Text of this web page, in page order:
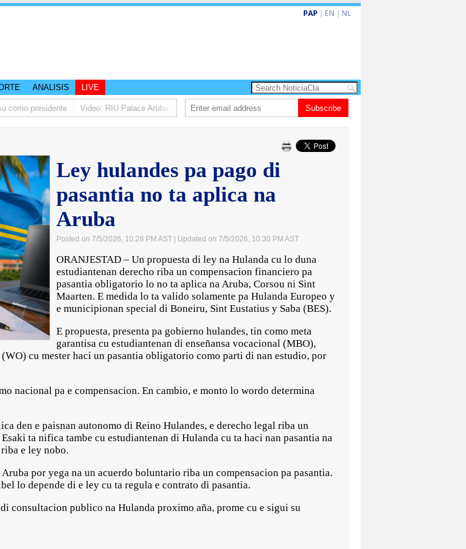
PAP | EN | NL
ANALISIS LIVE
presidente Video: RIU Palace Aruba ta eleva turismo premium cu renobacion di US$106 miyon
Subscribe
Ley hulandes pa pago di
pasantia no ta aplica na
Aruba
Posted on 7/5/2026, 10:28 PM AST | Updated on 7/5/2026, 10:30 PM AST
ORANJESTAD – Un propuesta di ley na Hulanda cu lo duna
estudiantenan derecho riba un compensacion financiero pa
pasantia obligatorio lo no ta aplica na Aruba, Corsou ni Sint
Maarten. E medida lo ta valido solamente pa Hulanda Europeo y
e municipionan special di Boneiru, Sint Eustatius y Saba (BES).
E propuesta, presenta pa gobierno hulandes, tin como meta
garantisa cu estudiantenan di enseñansa vocacional (MBO),
cu mester haci un pasantia obligatorio como parti di nan estudio, por
nacional pa e compensacion. En cambio, e monto lo wordo determina
den e paisnan autonomo di Reino Hulandes, e derecho legal riba un
ta nifica tambe cu estudiantenan di Hulanda cu ta haci nan pasantia na
e ley nobo.
por yega na un acuerdo boluntario riba un compensacion pa pasantia.
lo depende di e ley cu ta regula e contrato di pasantia.
consultacion publico na Hulanda proximo aña, prome cu e sigui su